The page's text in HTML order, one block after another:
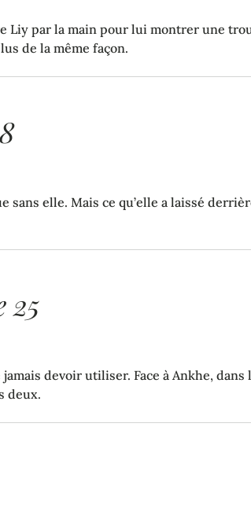
par la main pour lui montrer une
de la même façon.
elle. Mais ce qu’elle a laissé
25
devoir utiliser. Face à Ankhe,
deux.